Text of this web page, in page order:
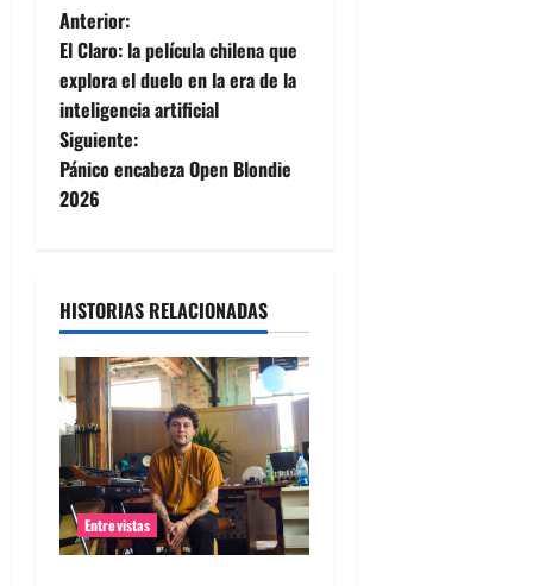
N
a
v
e
c
i
ó
n
d
Anterior:
El Claro: la película chilena que
explora el duelo en la era de la
inteligencia artificial
Siguiente:
Pánico encabeza Open Blondie
2026
HISTORIAS RELACIONADAS
Entrevistas